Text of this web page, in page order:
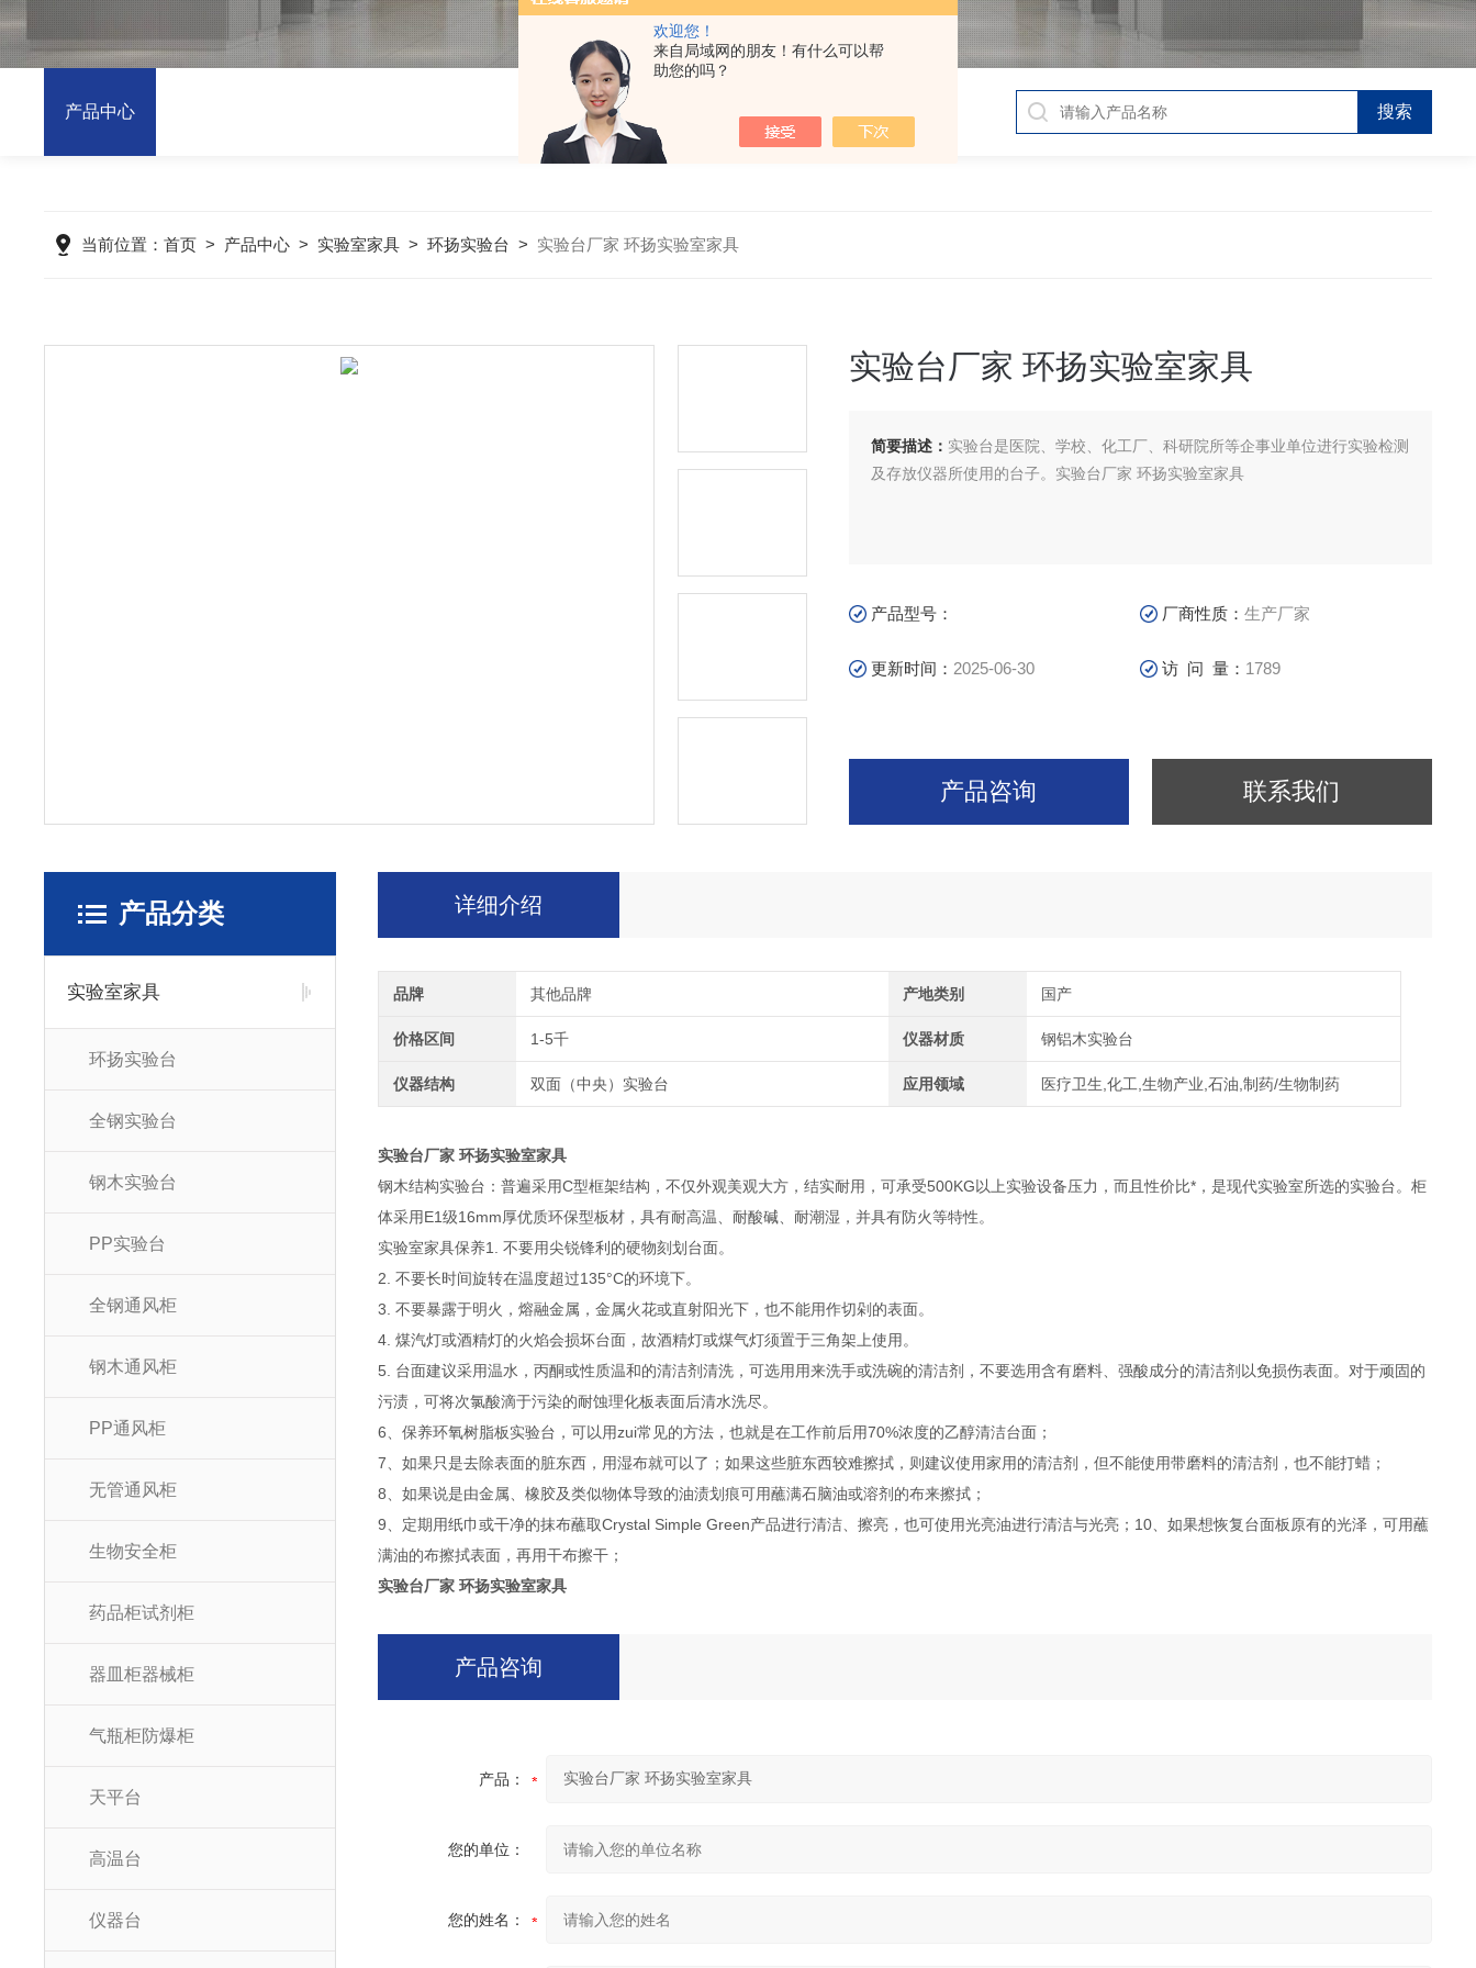
欢迎您！
来自局域网的朋友！有什么可以帮
助您的吗？
产品中心
当前位置：首页 > 产品中心 > 实验室家具 >环扬实验台 > 实验台厂家 环扬实验室家具
实验台厂家 环扬实验室家具
简要描述： 实验台是医院、学校、化工厂、科研院所等企事业单位进行实验检测
及存放仪器所使用的台子。实验台厂家 环扬实验室家具
产品型号： 厂商性质：生产厂家
更新时间： 2025-06-30 访 问 量： 1789
产品咨询 联系我们
产品分类
实验室家具
环扬实验台
全钢实验台
钢木实验台
PP实验台
全钢通风柜
钢木通风柜
PP通风柜
无管通风柜
生物安全柜
药品柜试剂柜
器皿柜器械柜
气瓶柜防爆柜
天平台
高温台
仪器台
详细介绍
品牌 其他品牌 产地类别 国产
价格区间 1-5千 仪器材质 钢铝木实验台
仪器结构 双面（中央）实验台 应用领域 医疗卫生,化工,生物产业,石油,制药/生物制药
实验台厂家 环扬实验室家具
钢木结构实验台：普遍采用C型框架结构，不仅外观美观大方，结实耐用，可承受500KG以上实验设备压力，而且性价比*，是现代实验室所选的实验台。柜
体采用E1级16mm厚优质环保型板材，具有耐高温、耐酸碱、耐潮湿，并具有防火等特性。
实验室家具保养1. 不要用尖锐锋利的硬物刻划台面。
2. 不要长时间旋转在温度超过135°C的环境下。
3. 不要暴露于明火，熔融金属，金属火花或直射阳光下，也不能用作切剁的表面。
4. 煤汽灯或酒精灯的火焰会损坏台面，故酒精灯或煤气灯须置于三角架上使用。
5. 台面建议采用温水，丙酮或性质温和的清洁剂清洗，可选用用来洗手或洗碗的清洁剂，不要选用含有磨料、强酸成分的清洁剂以免损伤表面。对于顽固的
污渍，可将次氯酸滴于污染的耐蚀理化板表面后清水洗尽。
6、保养环氧树脂板实验台，可以用zui常见的方法，也就是在工作前后用70%浓度的乙醇清洁台面；
7、如果只是去除表面的脏东西，用湿布就可以了；如果这些脏东西较难擦拭，则建议使用家用的清洁剂，但不能使用带磨料的清洁剂，也不能打蜡；
8、如果说是由金属、橡胶及类似物体导致的油渍划痕可用蘸满石脑油或溶剂的布来擦拭；
9、定期用纸巾或干净的抹布蘸取Crystal Simple Green产品进行清洁、擦亮，也可使用光亮油进行清洁与光亮；10、如果想恢复台面板原有的光泽，可用蘸
满油的布擦拭表面，再用干布擦干；
实验台厂家 环扬实验室家具
产品咨询
产品：
您的单位：
您的姓名：